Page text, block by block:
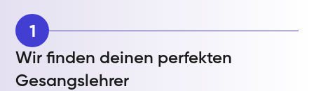
1
Wir finden deinen perfekten
Gesangslehrer